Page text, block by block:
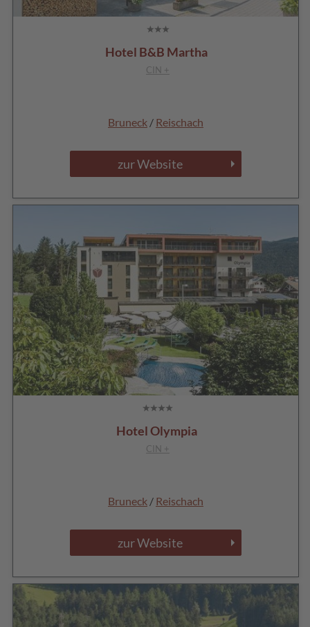
Hotel B&B Martha
CIN +
Bruneck / Reischach
zur Website
Hotel Olympia
CIN +
Bruneck / Reischach
zur Website